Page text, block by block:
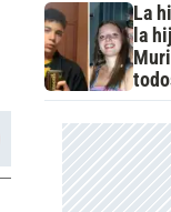
La
la